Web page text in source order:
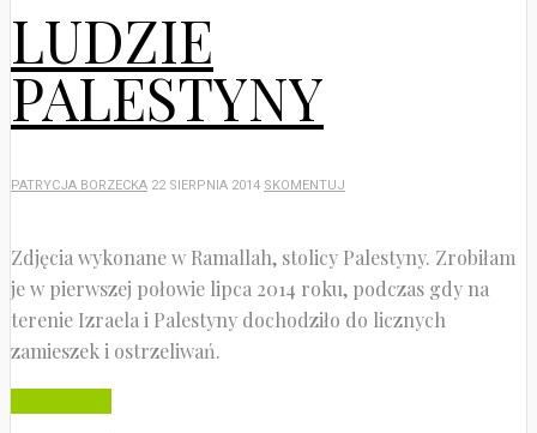
LUDZIE
PALESTYNY
PATRYCJA BORZECKA 22 SIERPNIA 2014 SKOMENTUJ
Zdjęcia wykonane w Ramallah, stolicy Palestyny. Zrobiłam
je w pierwszej połowie lipca 2014 roku, podczas gdy na
terenie Izraela i Palestyny dochodziło do licznych
zamieszek i ostrzeliwań.